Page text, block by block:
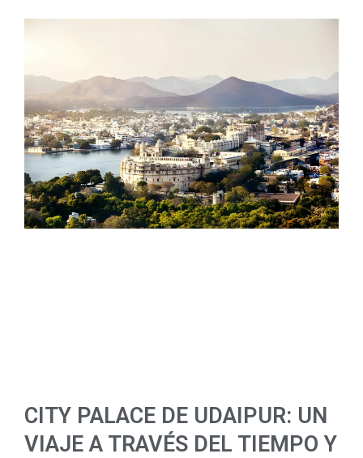
CITY PALACE DE UDAIPUR: UN
VIAJE A TRAVÉS DEL TIEMPO Y